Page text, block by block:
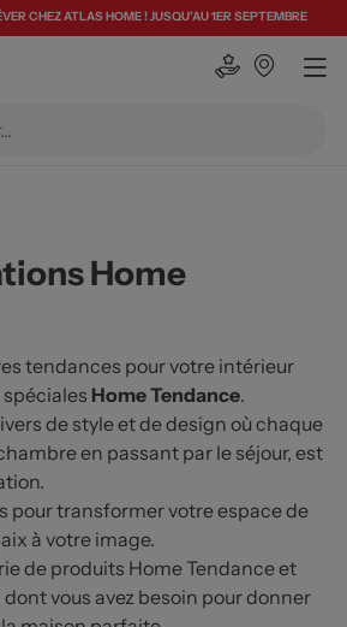
CHEZ ATLAS HOME ! JUSQU'AU 1ER SEPTEMBRE
Home
tendances pour votre intérieur
Home Tendance.
de style et de design où chaque
en passant par le séjour, est
pour transformer votre espace de
à votre image.
de produits Home Tendance et
vous avez besoin pour donner